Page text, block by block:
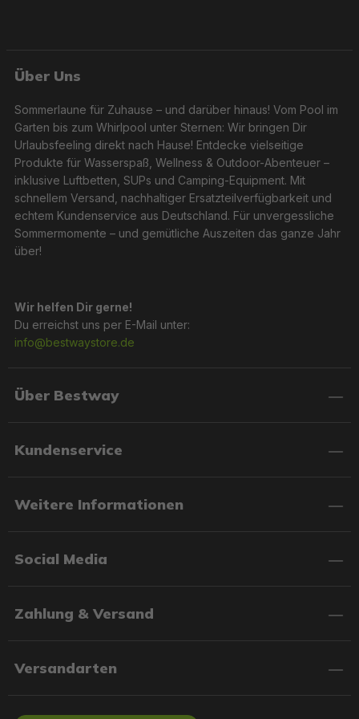
Über Uns
Sommerlaune für Zuhause – und darüber hinaus! Vom Pool im
Garten bis zum Whirlpool unter Sternen: Wir bringen Dir
Urlaubsfeeling direkt nach Hause! Entdecke vielseitige
Produkte für Wasserspaß, Wellness & Outdoor-Abenteuer –
inklusive Luftbetten, SUPs und Camping-Equipment. Mit
schnellem Versand, nachhaltiger Ersatzteilverfügbarkeit und
echtem Kundenservice aus Deutschland. Für unvergessliche
Sommermomente – und gemütliche Auszeiten das ganze Jahr
über!
Wir helfen Dir gerne!
Du erreichst uns per E-Mail unter:
info@bestwaystore.de
Über Bestway
Kundenservice
Weitere Informationen
Social Media
Zahlung & Versand
Versandarten